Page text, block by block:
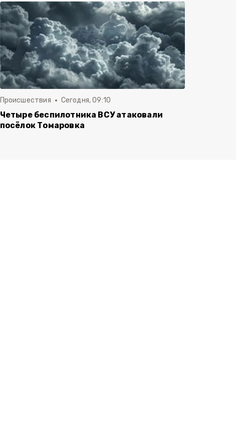
Происшествия Сегодня, 09:10
Четыре беспилотника ВСУ атаковали
посёлок Томаровка